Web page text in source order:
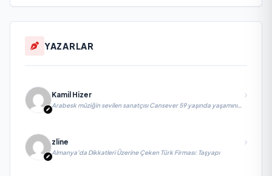
YAZARLAR
Kamil Hizer
Arabesk müziğin sevilen sanatçısı Cansever 59 yaşında yaşamını
zline
Almanya’da Dikkatleri Üzerine Çeken Türk Firması: Taşyapı